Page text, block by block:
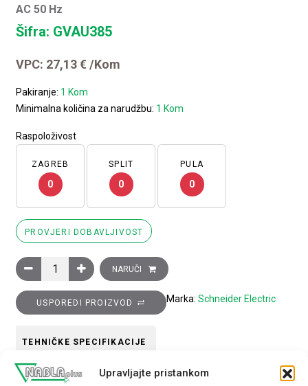
Upravljajte pristankom
AC 50 Hz
Šifra: GVAU385
VPC: 27,13€ /Kom
Pakiranje: 1 Kom
Minimalna količina za narudžbu: 1 Kom
Raspoloživost
ZAGREB
0
SPLIT
0
PULA
0
PROVJERI DOBAVLJIVOST
Podnaponski okidač TeSys GV2 i GV3 – 380... 400 V AC 50 Hz
NARUČI
USPOREDI PROIZVOD Marka: Schneider Electric
TEHNIČKE SPECIFIKACIJE
Tip opreme